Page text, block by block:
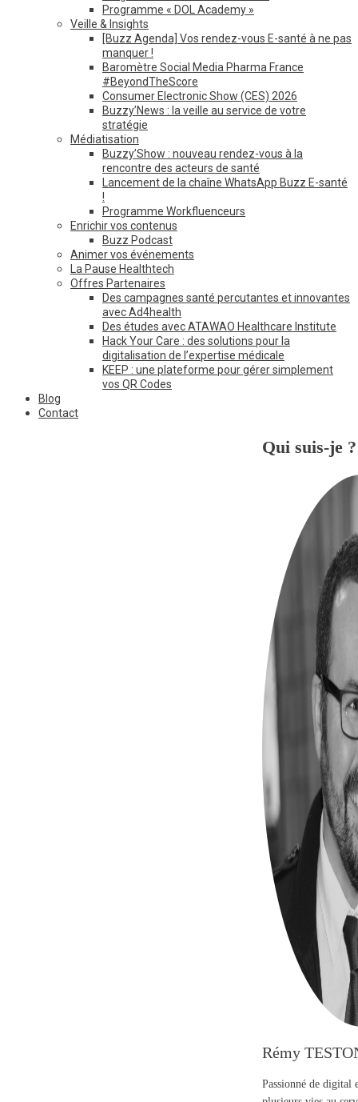
Programme « DOL Academy »
Veille & Insights
[Buzz Agenda] Vos rendez-vous E-santé à ne pas
manquer !
Baromètre Social Media Pharma France
#BeyondTheScore
Consumer Electronic Show (CES) 2026
Buzzy’News : la veille au service de votre
stratégie
Médiatisation
Buzzy’Show : nouveau rendez-vous à la
rencontre des acteurs de santé
Lancement de la chaîne WhatsApp Buzz E-santé
!
Programme Workfluenceurs
Enrichir vos contenus
Buzz Podcast
Animer vos événements
La Pause Healthtech
Offres Partenaires
Des campagnes santé percutantes et innovantes
avec Ad4health
Des études avec ATAWAO Healthcare Institute
Hack Your Care : des solutions pour la
digitalisation de l’expertise médicale
KEEP : une plateforme pour gérer simplement
vos QR Codes
Blog
Contact
Qui suis-je ?
Rémy
Passionné de digital